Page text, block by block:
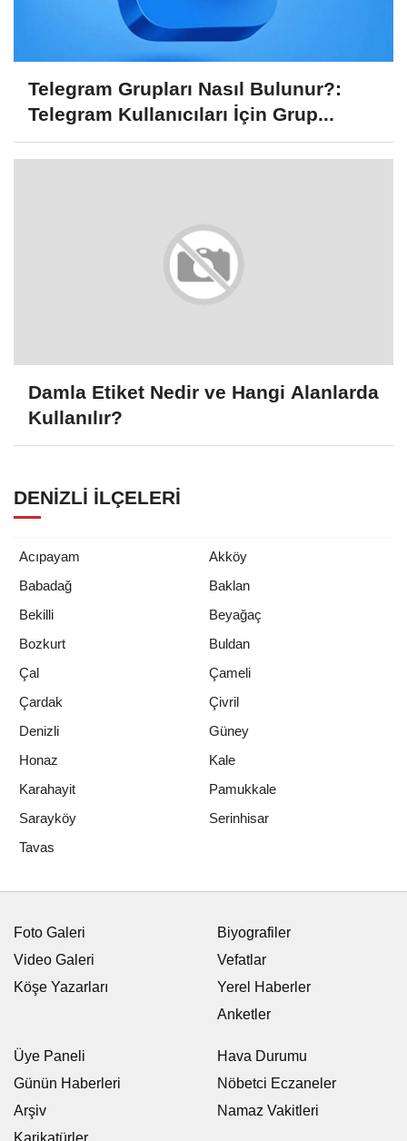
Telegram Grupları Nasıl Bulunur?:
Telegram Kullanıcıları İçin Grup...
Damla Etiket Nedir ve Hangi Alanlarda
Kullanılır?
DENIZLI İLÇELERI
Acıpayam
Akköy
Babadağ
Baklan
Bekilli
Beyağaç
Bozkurt
Buldan
Çal
Çameli
Çardak
Çivril
Denizli
Güney
Honaz
Kale
Karahayit
Pamukkale
Sarayköy
Serinhisar
Tavas
Foto Galeri
Video Galeri
Köşe Yazarları
Biyografiler
Vefatlar
Yerel Haberler
Anketler
Üye Paneli
Günün Haberleri
Arşiv
Karikatürler
Hava Durumu
Nöbetci Eczaneler
Namaz Vakitleri